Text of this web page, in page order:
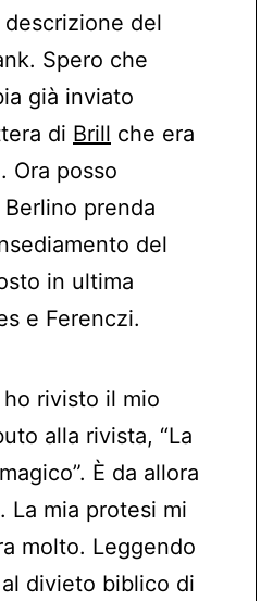
del
Spero che
già inviato
di Brill che era
Ora posso
prenda
del
in ultima
e Ferenczi.
rivisto il mio
alla rivista, “La
È da allora
La mia protesi mi
molto. Leggendo
divieto biblico di